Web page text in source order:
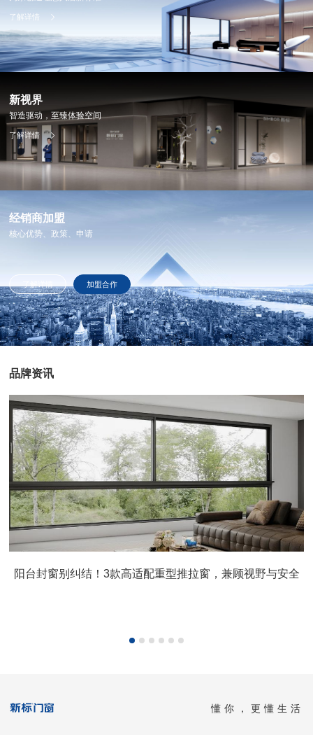
了解详情
新视界
智造驱动，至臻体验空间
了解详情
经销商加盟
核心优势、政策、申请
加盟合作
品牌资讯
阳台封窗别纠结！3款高适配重型推拉窗，兼顾视野与安全
懂你，更懂生活